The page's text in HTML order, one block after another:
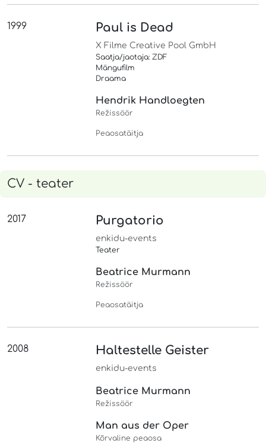
1999 Paul is Dead
X Filme Creative Pool GmbH
Saatja/jaotaja: ZDF
Mängufilm
Draama
Hendrik Handloegten
Režissöör
Peaosatäitja
CV - teater
2017 Purgatorio
enkidu-events
Teater
Beatrice Murmann
Režissöör
Peaosatäitja
2008 Haltestelle Geister
enkidu-events
Beatrice Murmann
Režissöör
Man aus der Oper
Kõrvaline peaosa